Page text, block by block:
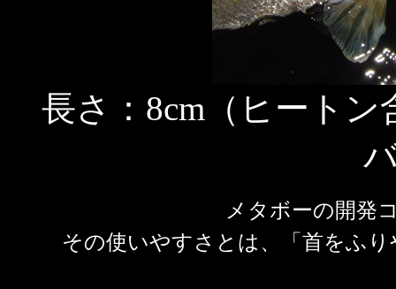
長さ：8cm（ヒート
メタボーの開発
その使いやすさとは、「首をふ